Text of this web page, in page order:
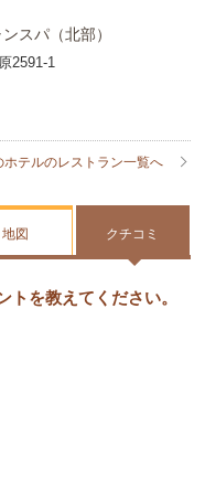
スパ（北部）
2591-1
ホテルのレストラン一覧へ
地図 クチコミ
を教えてください。